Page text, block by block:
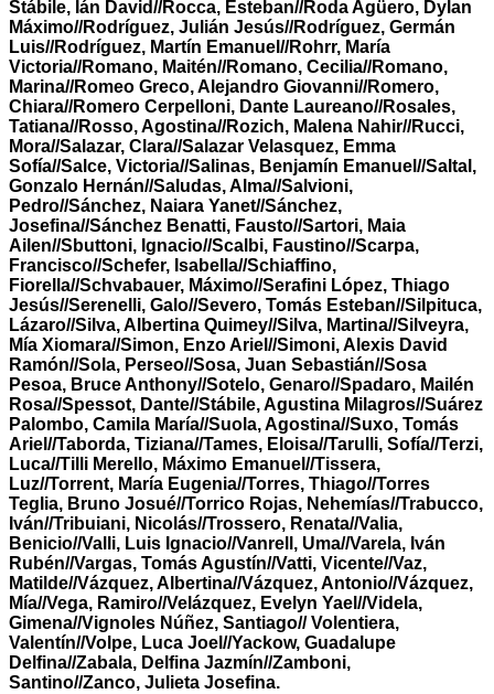
Stábile, Ián David//Rocca, Esteban//Roda Agüero, Dylan
Máximo//Rodríguez, Julián Jesús//Rodríguez, Germán
Luis//Rodríguez, Martín Emanuel//Rohrr, María
Victoria//Romano, Maitén//Romano, Cecilia//Romano,
Marina//Romeo Greco, Alejandro Giovanni//Romero,
Chiara//Romero Cerpelloni, Dante Laureano//Rosales,
Tatiana//Rosso, Agostina//Rozich, Malena Nahir//Rucci,
Mora//Salazar, Clara//Salazar Velasquez, Emma
Sofía//Salce, Victoria//Salinas, Benjamín Emanuel//Saltal,
Gonzalo Hernán//Saludas, Alma//Salvioni,
Pedro//Sánchez, Naiara Yanet//Sánchez,
Josefina//Sánchez Benatti, Fausto//Sartori, Maia
Ailen//Sbuttoni, Ignacio//Scalbi, Faustino//Scarpa,
Francisco//Schefer, Isabella//Schiaffino,
Fiorella//Schvabauer, Máximo//Serafini López, Thiago
Jesús//Serenelli, Galo//Severo, Tomás Esteban//Silpituca,
Lázaro//Silva, Albertina Quimey//Silva, Martina//Silveyra,
Mía Xiomara//Simon, Enzo Ariel//Simoni, Alexis David
Ramón//Sola, Perseo//Sosa, Juan Sebastián//Sosa
Pesoa, Bruce Anthony//Sotelo, Genaro//Spadaro, Mailén
Rosa//Spessot, Dante//Stábile, Agustina Milagros//Suárez
Palombo, Camila María//Suola, Agostina//Suxo, Tomás
Ariel//Taborda, Tiziana//Tames, Eloisa//Tarulli, Sofía//Terzi,
Luca//Tilli Merello, Máximo Emanuel//Tissera,
Luz//Torrent, María Eugenia//Torres, Thiago//Torres
Teglia, Bruno Josué//Torrico Rojas, Nehemías//Trabucco,
Iván//Tribuiani, Nicolás//Trossero, Renata//Valia,
Benicio//Valli, Luis Ignacio//Vanrell, Uma//Varela, Iván
Rubén//Vargas, Tomás Agustín//Vatti, Vicente//Vaz,
Matilde//Vázquez, Albertina//Vázquez, Antonio//Vázquez,
Mía//Vega, Ramiro//Velázquez, Evelyn Yael//Videla,
Gimena//Vignoles Núñez, Santiago// Volentiera,
Valentín//Volpe, Luca Joel//Yackow, Guadalupe
Delfina//Zabala, Delfina Jazmín//Zamboni,
Santino//Zanco, Julieta Josefina.